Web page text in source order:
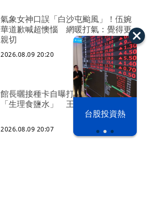
台股投資熱
氣象女神口誤「白沙屯颱風」！伍婉
華道歉喊超懊惱 網暖打氣：覺得更
親切
2026.08.09 20:20
館長曬接種卡自曝打3劑高端、影射
「生理食鹽水」 王浩宇喊檢舉
2026.08.09 20:07